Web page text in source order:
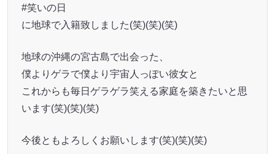
#笑いの日
に地球で入籍致しました(笑)(笑)(笑)
地球の沖縄の宮古島で出会った、
僕よりゲラで僕より宇宙人っぽい彼女と
これからも毎日ゲラゲラ笑える家庭を築きたいと思
います(笑)(笑)(笑)
今後ともよろしくお願いします(笑)(笑)(笑)